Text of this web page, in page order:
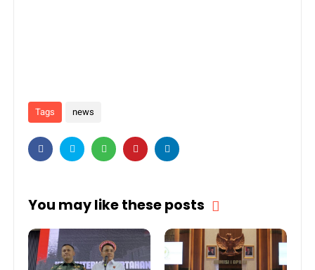
Tags news
You may like these posts